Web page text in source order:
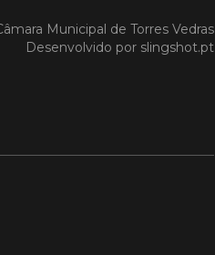
de Oeiras
Municipal de Torres Vedras
Desenvolvido por slingshot.pt